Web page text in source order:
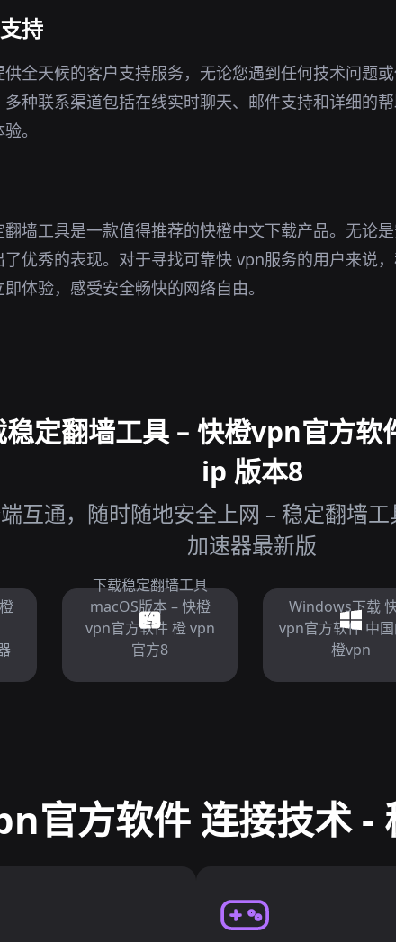
持
全天候的客户支持服务，无论您遇到任何技术问题
种联系渠道包括在线实时聊天、邮件支持和详细的
。
墙工具是一款值得推荐的快橙中文下载产品。无论
了优秀的表现。对于寻找可靠快 vpn服务的用户来说
体验，感受安全畅快的网络自由。
定翻墙工具 – 快橙vpn官方软
ip 版本8
互通，随时随地安全上网 – 稳定翻墙
加速器最新版
下载稳定翻墙工具
macOS版本 – 快橙
vpn官方软件 橙 vpn
官方8
Windows下载
vpn官方软件 中
橙vpn
官方软件 连接技术 -